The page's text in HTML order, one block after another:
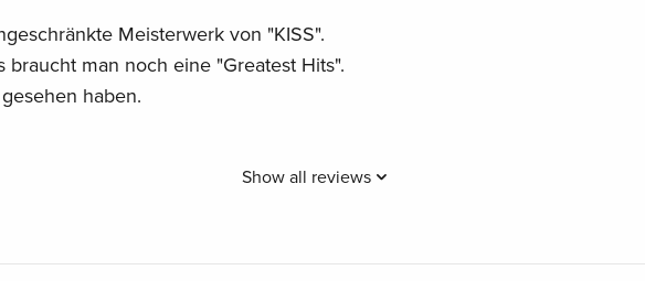
Meisterwerk von "KISS".
braucht man noch eine "Greatest Hits".
haben.
Show all reviews